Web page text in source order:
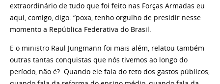
extraordinário de tudo que foi feito nas Forças Armadas eu
aqui, comigo, digo: “poxa, tenho orgulho de presidir nesse
momento a República Federativa do Brasil.
E o ministro Raul Jungmann foi mais além, relatou também
outras tantas conquistas que nós tivemos ao longo do
período, não é? Quando ele fala do teto dos gastos públicos,